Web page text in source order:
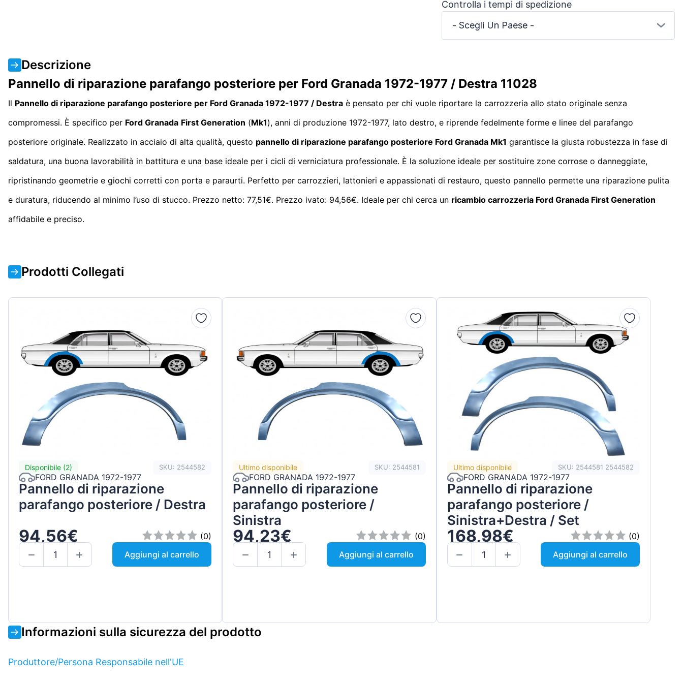
Controlla i tempi di spedizione
- Scegli Un Paese -
Descrizione
Pannello di riparazione parafango posteriore per Ford Granada 1972-1977 / Destra 11028
Il Pannello di riparazione parafango posteriore per Ford Granada 1972-1977 / Destra è pensato per chi vuole riportare la carrozzeria allo stato originale senza
compromessi. È specifico per Ford Granada First Generation (Mk1), anni di produzione 1972-1977, lato destro, e riprende fedelmente forme e linee del parafango
posteriore originale. Realizzato in acciaio di alta qualità, questo pannello di riparazione parafango posteriore Ford Granada Mk1 garantisce la giusta robustezza in fase di
saldatura, una buona lavorabilità in battitura e una base ideale per i cicli di verniciatura professionale. È la soluzione ideale per sostituire zone corrose o danneggiate,
ripristinando geometrie e giochi corretti con porta e paraurti. Perfetto per carrozzieri, lattonieri e appassionati di restauro, questo pannello permette una riparazione pulita
e duratura, riducendo al minimo l’uso di stucco. Prezzo netto: 77,51€. Prezzo ivato: 94,56€. Ideale per chi cerca un ricambio carrozzeria Ford Granada First Generation
affidabile e preciso.
Prodotti Collegati
Disponibile (2) SKU: 2544582
FORD GRANADA 1972-1977
Pannello di riparazione
parafango posteriore / Destra
94,56€
(0)
Aggiungi al carrello
Ultimo disponibile SKU: 2544581
FORD GRANADA 1972-1977
Pannello di riparazione
parafango posteriore /
Sinistra
94,23€
(0)
Aggiungi al carrello
Ultimo disponibile SKU: 2544581 2544582
FORD GRANADA 1972-1977
Pannello di riparazione
parafango posteriore /
Sinistra+Destra / Set
168,98€
(0)
Aggiungi al carrello
Informazioni sulla sicurezza del prodotto
Produttore/Persona Responsabile nell'UE